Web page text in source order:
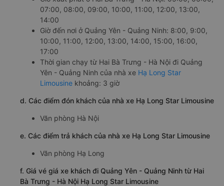
07:00, 08:00, 09:00, 10:00, 11:00, 12:00, 13:00,
14:00
Giờ đến nơi ở Quảng Yên - Quảng Ninh: 8:00, 9:00,
10:00, 11:00, 12:00, 13:00, 14:00, 15:00, 16:00,
17:00
Thời gian chạy từ Hai Bà Trưng - Hà Nội đi Quảng
Yên - Quảng Ninh của nhà xe Hạ Long Star
Limousine khoảng: 3 giờ
d. Các điểm đón khách của nhà xe Hạ Long Star Limousine
Văn phòng Hà Nội
e. Các điểm trả khách của nhà xe Hạ Long Star Limousine
Văn phòng Hạ Long
f. Giá vé giá xe khách đi Quảng Yên - Quảng Ninh từ Hai
Bà Trưng - Hà Nội Hạ Long Star Limousine